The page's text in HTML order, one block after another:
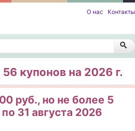
О нас Контакты
купонов на 2026 г.
руб., но не более 5
31 августа 2026